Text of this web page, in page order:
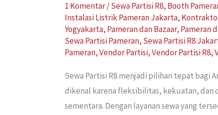
1 Komentar/Sewa Partisi R8, Booth
Instalasi Listrik Pameran Jakarta,
Yogyakarta, Pameran dan Bazaar, Pameran
Sewa Partisi Pameran, Sewa Partisi R8
Pameran,Vendor Partisi,Vendor Partisi R8,
Sewa Partisi R8 menjadi pilihan tepat bagi
dikenal karena fleksibilitas, kekuatan, dan
sementara. Dengan layanan sewa yang